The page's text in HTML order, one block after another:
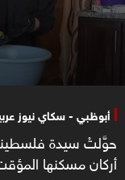
أبوظبي - سكاي نيوز
حوَّلتْ سيدة
أركان مسكنها